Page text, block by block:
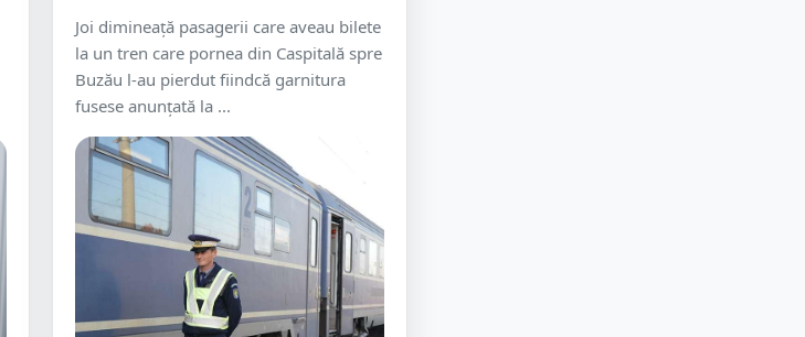
Joi dimineață pasagerii care aveau bilete
la un tren care pornea din Caspitală spre
Buzău l-au pierdut fiindcă garnitura
fusese anunțată la ...